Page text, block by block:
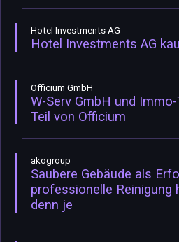
Hotel Investments AG
Hotel Investments AG
Officium GmbH
W-Serv GmbH und
Teil von Officium
akogroup
Saubere Gebäude als
professionelle Reinigung
denn je